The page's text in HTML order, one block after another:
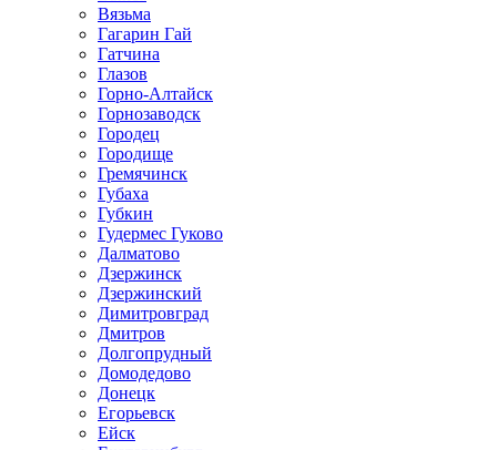
Вязьма
Гагарин Гай
Гатчина
Глазов
Горно-Алтайск
Горнозаводск
Городец
Городище
Гремячинск
Губаха
Губкин
Гудермес Гуково
Далматово
Дзержинск
Дзержинский
Димитровград
Дмитров
Долгопрудный
Домодедово
Донецк
Егорьевск
Ейск